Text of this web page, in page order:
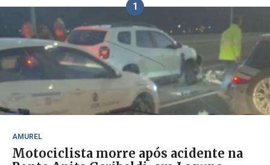
1
AMUREL
Motociclista morre após acidente na